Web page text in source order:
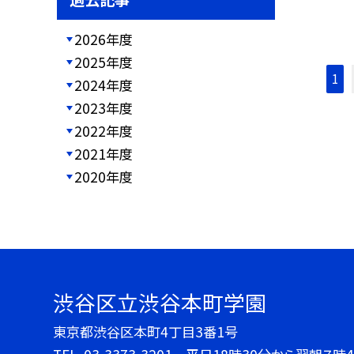
1
2026年度
2025年度
2024年度
2023年度
2022年度
2021年度
2020年度
渋谷区立渋谷本町学園
東京都渋谷区本町4丁目3番1号